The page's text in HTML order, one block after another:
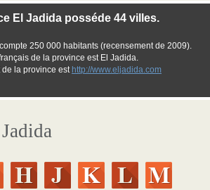
El Jadida posséde 44 villes.
250 000 habitants (recensement de 2009).
de la province est El Jadida.
de la province est http://www.eljadida.com